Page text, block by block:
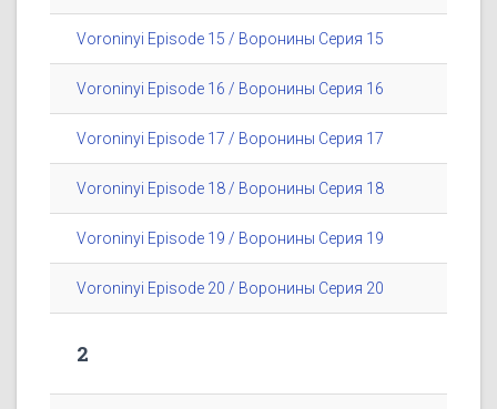
Voroninyi Episode 15 / Воронины Серия 15
Voroninyi Episode 16 / Воронины Серия 16
Voroninyi Episode 17 / Воронины Серия 17
Voroninyi Episode 18 / Воронины Серия 18
Voroninyi Episode 19 / Воронины Серия 19
Voroninyi Episode 20 / Воронины Серия 20
2